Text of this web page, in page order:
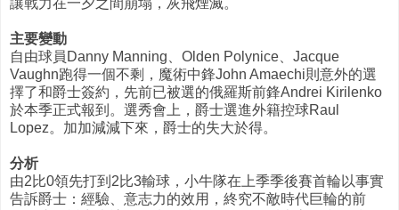
主要變動
自由球員Danny Manning、Olden Polynice、Jacque
Vaughn跑得一個不剩，魔術中鋒John Amaechi則意外的選
擇了和爵士簽約，先前已被選的俄羅斯前鋒Andrei Kirilenko
於本季正式報到。選秀會上，爵士選進外籍控球Raul
Lopez。加加減減下來，爵士的失大於得。
分析
由2比0領先打到2比3輸球，小牛隊在上季季後賽首輪以事實
告訴爵士：經驗、意志力的效用，終究不敵時代巨輪的前